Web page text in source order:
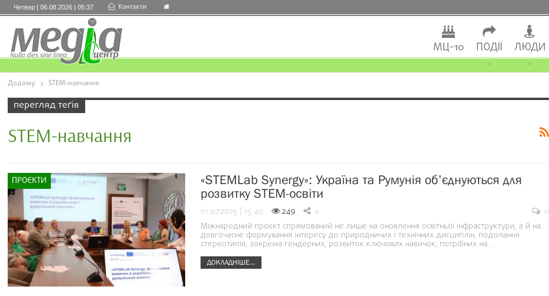
Четвер | 06.08.2026 | 05:37 Контакти
МЦ-10 ПОДІЇ ЛЮДИ
Додому STEM-навчання
перегляд теґів
STEM-навчання
ПРОЄКТИ
«STEMLab Synergy»: Україна та Румунія об’єднуються для
розвитку STEM-освіти
01.07.2025 | 15:40 249 0
0
Міжнародний проєкт спрямований не лише на оновлення освітньої інфраструктури, а й на
довгочасне формування інтересу до природничих і технічних дисциплін, подолання
стереотипів, зокрема гендерних, розвиток ключових навичок, потрібних на…
ДОКЛАДНІШЕ...